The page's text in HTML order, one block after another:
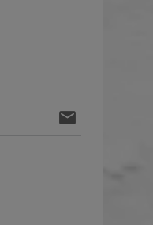
email